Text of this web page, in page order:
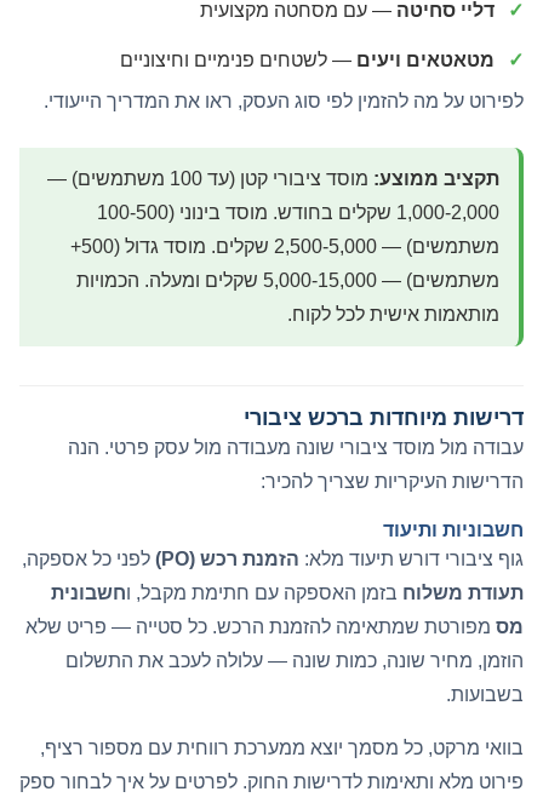
דליי סחיטה — עם מסחטה מקצועית
מטאטאים ויעים — לשטחים פנימיים וחיצוניים
לפירוט על מה להזמין לפי סוג העסק, ראו את המדריך הייעודי.
תקציב ממוצע:
מוסד ציבורי קטן (עד 100 משתמשים) —
1,000-2,000 שקלים בחודש. מוסד בינוני (100-500
משתמשים) — 2,500-5,000 שקלים. מוסד גדול (500+
משתמשים) — 5,000-15,000 שקלים ומעלה. הכמויות
מותאמות אישית לכל לקוח.
דרישות מיוחדות ברכש ציבורי
עבודה מול מוסד ציבורי שונה מעבודה מול עסק פרטי. הנה
הדרישות העיקריות שצריך להכיר:
חשבוניות ותיעוד
גוף ציבורי דורש תיעוד מלא: הזמנת רכש (PO)
לפני כל אספקה,
תעודת משלוח בזמן האספקה עם חתימת מקבל, וחשבונית
מס מפורטת שמתאימה להזמנת הרכש. כל סטייה — פריט שלא
הוזמן, מחיר שונה, כמות שונה — עלולה לעכב את התשלום
בשבועות.
בוואי מרקט, כל מסמך יוצא ממערכת רווחית עם מספור רציף,
פירוט מלא ותאימות לדרישות החוק. לפרטים על איך לבחור ספק